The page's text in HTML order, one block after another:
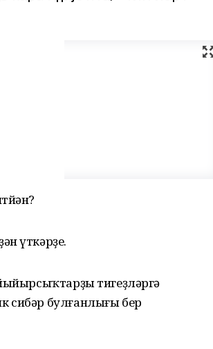
үткәрҙе.
тигеҙләргә
сибәр булғанлығы бер